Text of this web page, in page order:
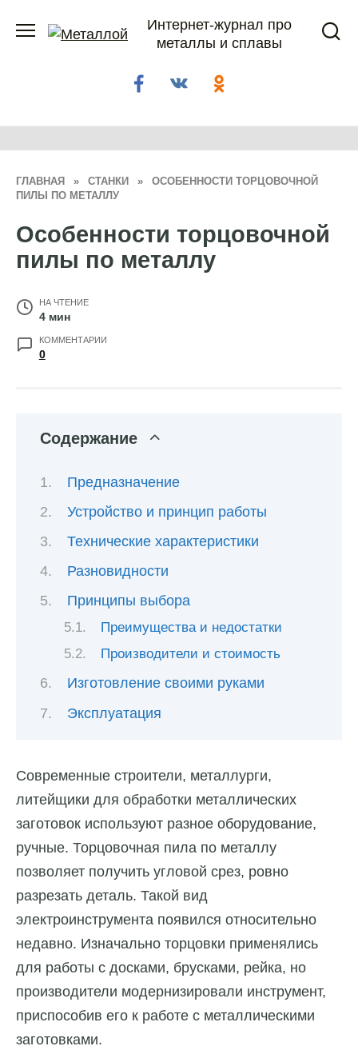
Интернет-журнал про
металлы и сплавы
ГЛАВНАЯ » СТАНКИ »
ОСОБЕННОСТИ ТОРЦОВОЧНОЙ
ПИЛЫ ПО МЕТАЛЛУ
Особенности торцовочной
пилы по металлу
НА ЧТЕНИЕ
4 мин
КОММЕНТАРИИ
0
Содержание
Предназначение
Устройство и принцип работы
Технические характеристики
Разновидности
Принципы выбора
Преимущества и недостатки
Производители и стоимость
Изготовление своими руками
Эксплуатация
Современные строители, металлурги,
литейщики для обработки металлических
заготовок используют разное оборудование,
ручные. Торцовочная пила по металлу
позволяет получить угловой срез, ровно
разрезать деталь. Такой вид
электроинструмента появился относительно
недавно. Изначально торцовки применялись
для работы с досками, брусками, рейка, но
производители модернизировали инструмент,
приспособив его к работе с металлическими
заготовками.